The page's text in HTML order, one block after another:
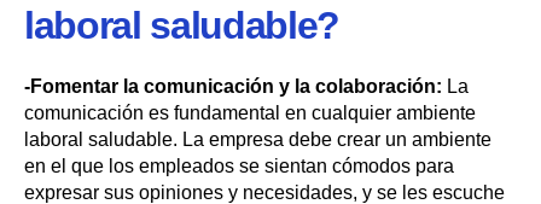
laboral saludable?
-Fomentar la comunicación y la colaboración: La
comunicación es fundamental en cualquier ambiente
laboral saludable. La empresa debe crear un ambiente
en el que los empleados se sientan cómodos para
expresar sus opiniones y necesidades, y se les escuche